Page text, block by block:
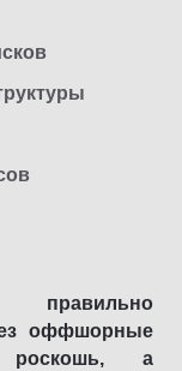
правильно
оффшорные
а